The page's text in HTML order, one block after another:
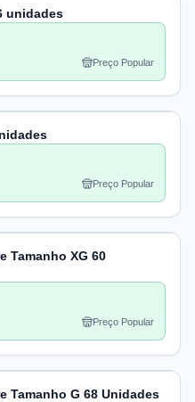
unidades
Preço Popular
Preço Popular
Tamanho XG 60
Preço Popular
Tamanho G 68 Unidades